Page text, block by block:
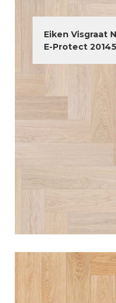
Eiken Visgraat
E-Protect